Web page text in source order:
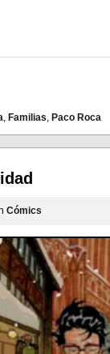
, Familias, Paco Roca
Cómics